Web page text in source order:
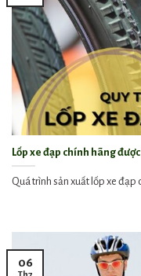
Lốp xe đạp chính hãng
Quá trình sản xuất lốp xe
06